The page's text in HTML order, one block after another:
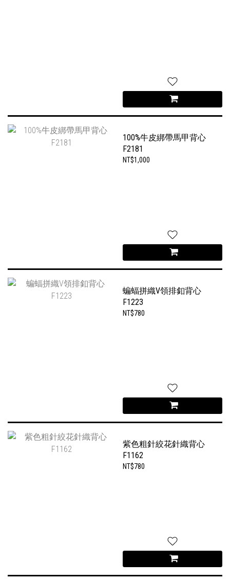
100%牛皮綁帶馬甲背心
F2181
NT$1,000
蝙蝠拼織V領排釦背心
F1223
NT$780
紫色粗針絞花針織背心
F1162
NT$780